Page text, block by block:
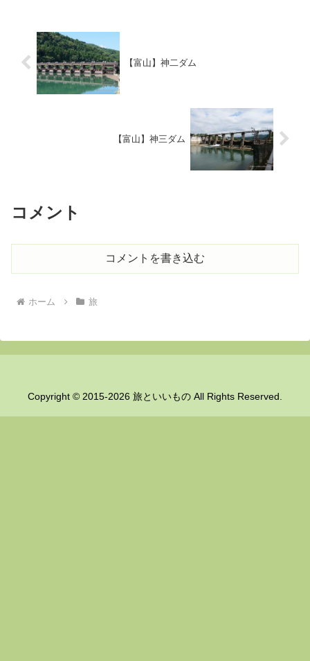
【富山】神二ダム
【富山】神三ダム
コメント
コメントを書き込む
ホーム 旅
Copyright © 2015-2026 旅といいもの All Rights Reserved.